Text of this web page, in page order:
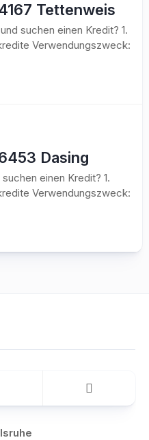
Tettenweis
suchen einen Kredit? 1.
Verwendungszweck:
Dasing
einen Kredit? 1.
Verwendungszweck: